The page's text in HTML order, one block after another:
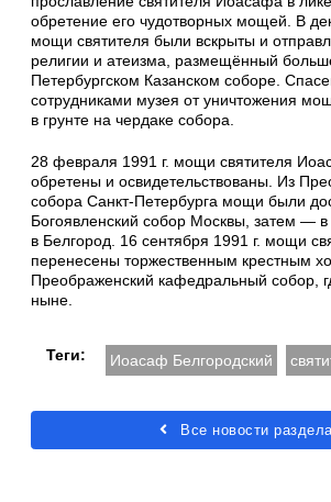
обретение его чудотворных мощей. В
мощи святителя были вскрыты и
религии и атеизма, размещённый
Петербургском Казанском соборе.
сотрудниками музея от уничтожения
в грунте на чердаке собора.
28 февраля 1991 г. мощи святителя
обретены и освидетельствованы. Из
собора Санкт-Петербурга мощи были
Богоявленский собор Москвы, затем —
в Белгород. 16 сентября 1991 г. мощи
перенесены торжественным крестным
Преображенский кафедральный собор,
ныне.
Теги: Иоасаф Белгородский
Все новости